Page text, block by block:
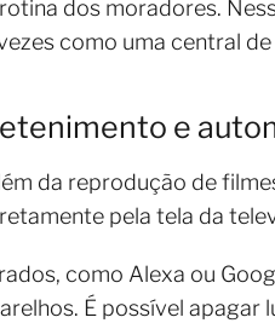
dos moradores.
como uma central
e
da reprodução de
pela tela da
como Alexa ou
É possível apagar